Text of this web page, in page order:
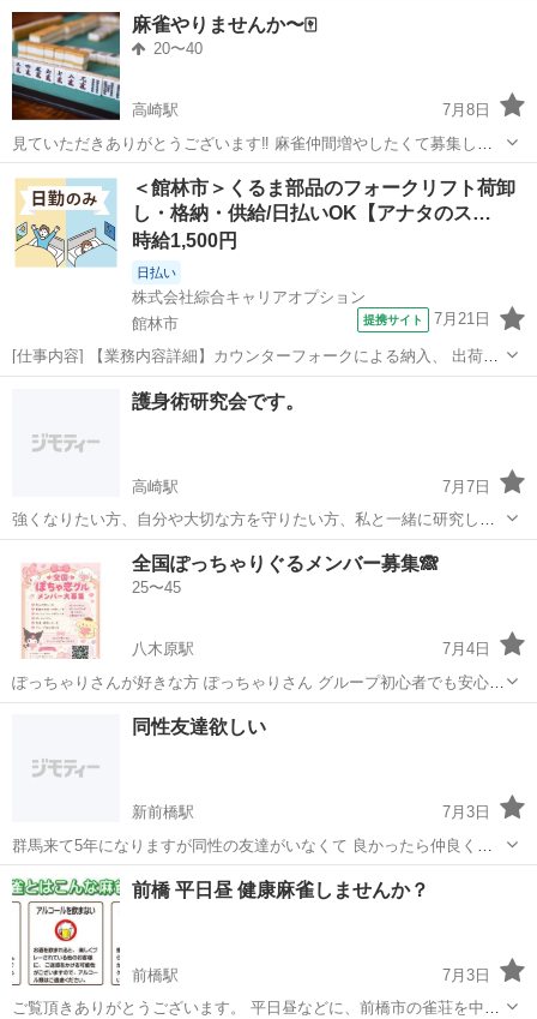
群馬 伊勢崎市 伊勢崎駅
麻雀やりませんか〜🀄
20〜40
高崎駅
7月8日
見ていただきありがとうございます‼️ 麻雀仲間増やしたくて募集して
ます😊 麻雀好きな人、覚えたい人いたら一緒にやりましょう😁 役が
わかってれば、符計算できなくてもOKです👌 気軽にメッセージでご
連絡ください✨
群馬 高崎市 高崎駅 その他 い人
＜館林市＞くるま部品のフォークリフト荷卸
し・格納・供給/日払いOK【アナタのス…
時給1,500円
日払い
株式会社綜合キャリアオプション
館林市
提携サイト 7月21日
[仕事内容] 【業務内容詳細】カウンターフォークによる納入、 出荷部
品の荷下ろし・詰め込み、 倉庫棚への格納、 梱包ラインへの供給、
パレット移動などを行っていただきます。 【取扱製品情報】自動車部
館林市 工場
護身術研究会です。
高崎駅
7月7日
強くなりたい方、自分や大切な方を守りたい方、私と一緒に研究しな
がら強くなりませんか？ 格闘技経験なくても大歓迎です。 格闘技経験
ある方も大歓迎です。 一応、私は格闘技経験あります。 ボクシング、
空手、今は総合格闘技や...
高崎駅 その他
全国ぽっちゃりぐるメンバー募集🙈
25〜45
八木原駅
7月4日
ぽっちゃりさんが好きな方 ぽっちゃりさん グループ初心者でも安心に
初められます🎶 みんなで楽しめる❤️アットホームなグループです よか
ったらきてみてください🥺
前橋市 八木原駅
同性友達欲しい
新前橋駅
7月3日
群馬来て5年になりますが同性の友達がいなくて 良かったら仲良くし
てくださいm(_ _)m
群馬 前橋市 新前橋駅 その他
前橋 平日昼 健康麻雀しませんか？
前橋駅
7月3日
ご覧頂きありがとうございます。 平日昼などに、前橋市の雀荘を中心